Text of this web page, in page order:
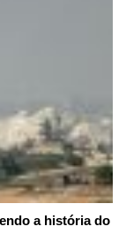
a história do